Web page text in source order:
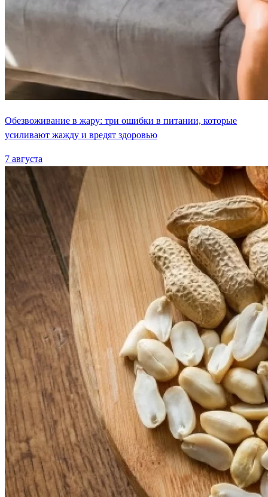
Обезвоживание в жару: три ошибки в питании, которые
усиливают жажду и вредят здоровью
7 августа